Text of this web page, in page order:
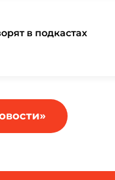
в подкастах